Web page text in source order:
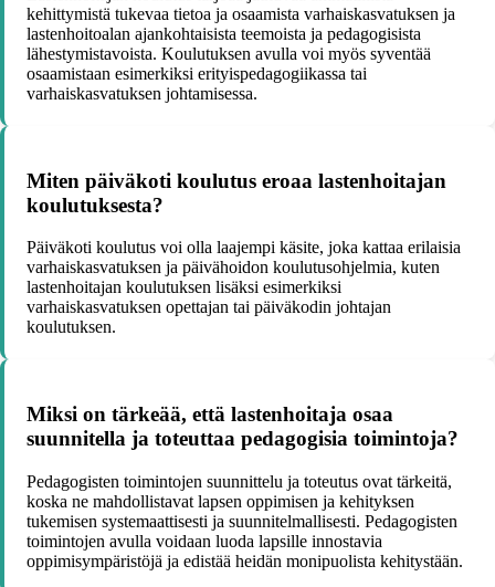
kehittymistä tukevaa tietoa ja osaamista varhaiskasvatuksen ja
lastenhoitoalan ajankohtaisista teemoista ja pedagogisista
lähestymistavoista. Koulutuksen avulla voi myös syventää
osaamistaan esimerkiksi erityispedagogiikassa tai
varhaiskasvatuksen johtamisessa.
Miten päiväkoti koulutus eroaa lastenhoitajan
koulutuksesta?
Päiväkoti koulutus voi olla laajempi käsite, joka kattaa erilaisia
varhaiskasvatuksen ja päivähoidon koulutusohjelmia, kuten
lastenhoitajan koulutuksen lisäksi esimerkiksi
varhaiskasvatuksen opettajan tai päiväkodin johtajan
koulutuksen.
Miksi on tärkeää, että lastenhoitaja osaa
suunnitella ja toteuttaa pedagogisia toimintoja?
Pedagogisten toimintojen suunnittelu ja toteutus ovat tärkeitä,
koska ne mahdollistavat lapsen oppimisen ja kehityksen
tukemisen systemaattisesti ja suunnitelmallisesti. Pedagogisten
toimintojen avulla voidaan luoda lapsille innostavia
oppimisympäristöjä ja edistää heidän monipuolista kehitystään.